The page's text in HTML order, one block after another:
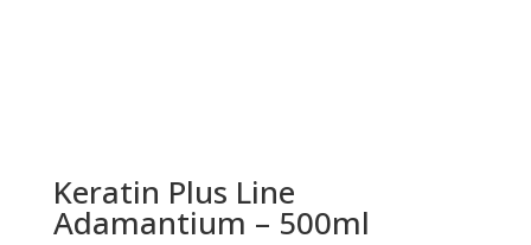
Keratin Plus Line
Adamantium – 500ml